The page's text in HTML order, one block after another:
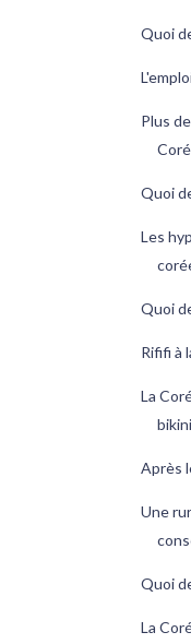
Quoi
Plus
Quoi
Les
Quoi
Rififi à
La
bikini
Après
Une
Quoi
La